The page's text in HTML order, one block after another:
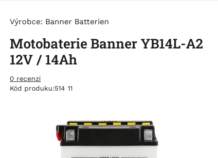
Výrobce: Banner Batterien
Motobaterie Banner YB14L-A2
12V / 14Ah
0 recenzí
Kód produku:514 11